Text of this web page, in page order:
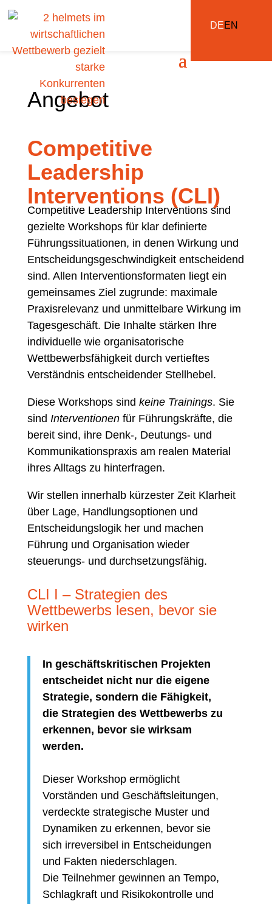
DEEN
Angebot
Competitive
Leadership
Interventions (CLI)
Competitive Leadership Interventions sind
gezielte Workshops für klar definierte
Führungssituationen, in denen Wirkung und
Entscheidungsgeschwindigkeit entscheidend
sind. Allen Interventionsformaten liegt ein
gemeinsames Ziel zugrunde: maximale
Praxisrelevanz und unmittelbare Wirkung im
Tagesgeschäft. Die Inhalte stärken Ihre
individuelle wie organisatorische
Wettbewerbsfähigkeit durch vertieftes
Verständnis entscheidender Stellhebel.
Diese Workshops sind keine Trainings. Sie
sind Interventionenfür Führungskräfte, die
bereit sind, ihre Denk-, Deutungs- und
Kommunikationspraxis am realen Material
ihres Alltags zu hinterfragen.
Wir stellen innerhalb kürzester Zeit Klarheit
über Lage, Handlungsoptionen und
Entscheidungslogik her und machen
Führung und Organisation wieder
steuerungs- und durchsetzungsfähig.
CLI I – Strategien des
Wettbewerbs lesen, bevor sie
wirken
In geschäftskritischen Projekten
entscheidet nicht nur die eigene
Strategie, sondern die Fähigkeit,
die Strategien des Wettbewerbs zu
erkennen, bevor sie wirksam
werden.
Dieser Workshop ermöglicht
Vorständen und Geschäftsleitungen,
verdeckte strategische Muster und
Dynamiken zu erkennen, bevor sie
sich irreversibel in Entscheidungen
und Fakten niederschlagen.
Die Teilnehmer gewinnen an Tempo,
Schlagkraft und Risikokontrolle und